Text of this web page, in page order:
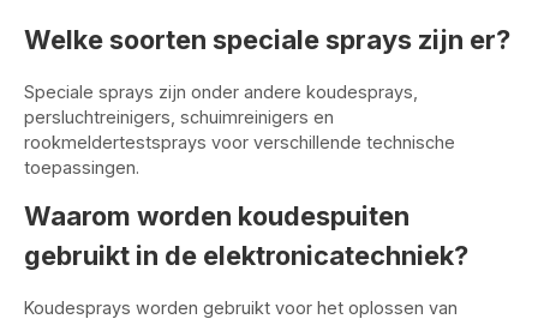
Welke soorten speciale sprays zijn er?
Speciale sprays zijn onder andere koudesprays,
persluchtreinigers, schuimreinigers en
rookmeldertestsprays voor verschillende technische
toepassingen.
Waarom worden koudespuiten
gebruikt in de elektronicatechniek?
Koudesprays worden gebruikt voor het oplossen van